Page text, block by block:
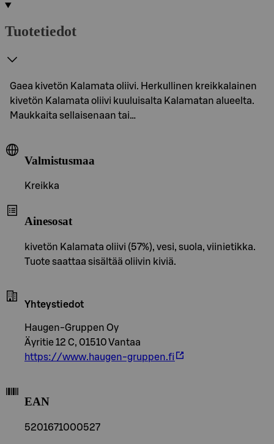
Tuotetiedot
Gaea kivetön Kalamata oliivi. Herkullinen kreikkalainen
kivetön Kalamata oliivi kuuluisalta Kalamatan alueelta.
Maukkaita sellaisenaan tai…
Valmistusmaa
Kreikka
Ainesosat
kivetön Kalamata oliivi (57%), vesi, suola, viinietikka.
Tuote saattaa sisältää oliivin kiviä.
Yhteystiedot
Haugen-Gruppen Oy
Äyritie 12 C, 01510 Vantaa
https://www.haugen-gruppen.fi
EAN
5201671000527